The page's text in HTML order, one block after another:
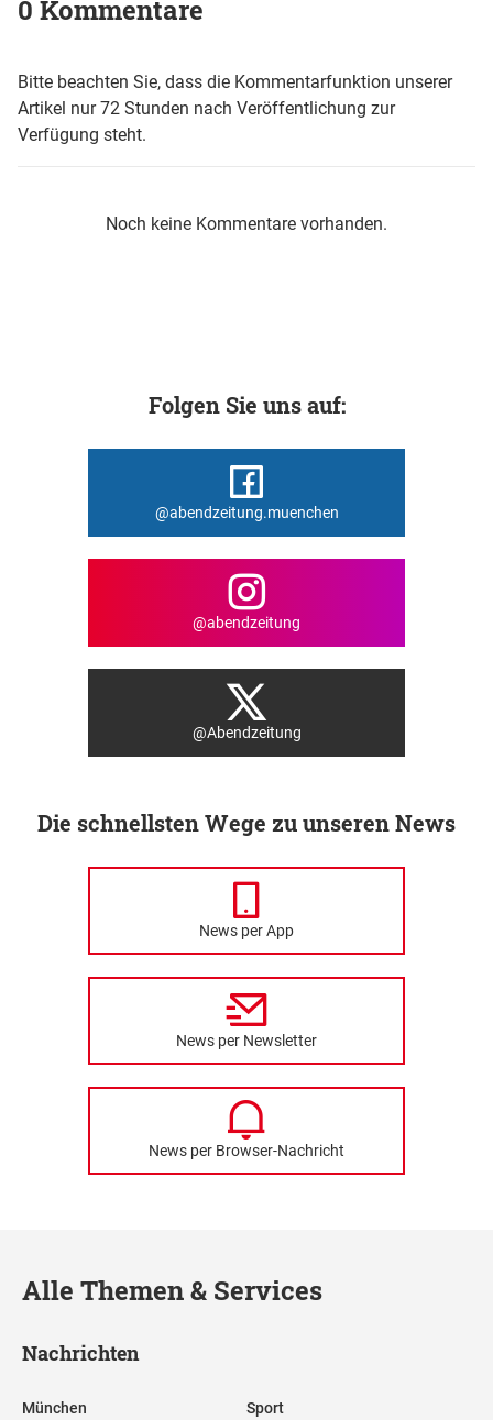
0 Kommentare
Bitte beachten Sie, dass die Kommentarfunktion unserer
Artikel nur 72 Stunden nach Veröffentlichung zur
Verfügung steht.
Noch keine Kommentare vorhanden.
Folgen Sie uns auf:
@abendzeitung.muenchen
@abendzeitung
@Abendzeitung
Die schnellsten Wege zu unseren News
News per App
News per Newsletter
News per Browser-Nachricht
Alle Themen & Services
Nachrichten
München Sport